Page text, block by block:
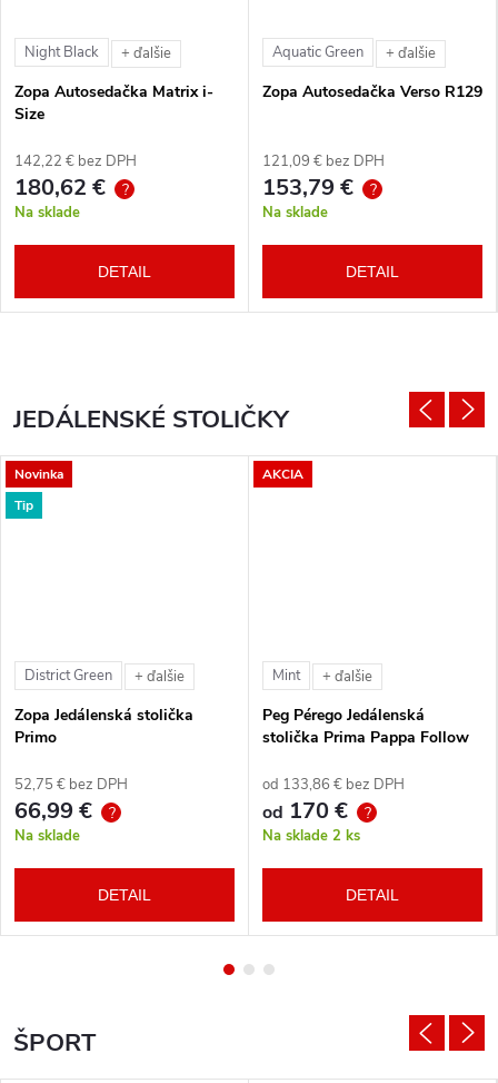
Night Black + ďalšie
Zopa Autosedačka Matrix i-
Size
142,22 € bez DPH
180,62 € ?
Na sklade
DETAIL
Aquatic Green + ďalšie
Zopa Autosedačka Verso R129
121,09 € bez DPH
153,79 € ?
Na sklade
DETAIL
JEDÁLENSKÉ STOLIČKY
Novinka
Tip
District Green + ďalšie
Zopa Jedálenská stolička
Primo
52,75 € bez DPH
66,99 € ?
Na sklade
DETAIL
AKCIA
Mint + ďalšie
Peg Pérego Jedálenská
stolička Prima Pappa Follow
od 133,86 € bez DPH
od 170 € ?
Na sklade 2 ks
DETAIL
ŠPORT